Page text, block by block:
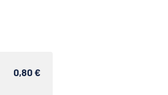
0,80 €